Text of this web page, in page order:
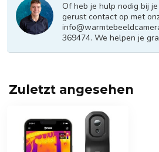
Of heb je hulp nodig bij
gerust contact op met
369474. We helpen je
Zuletzt angesehen